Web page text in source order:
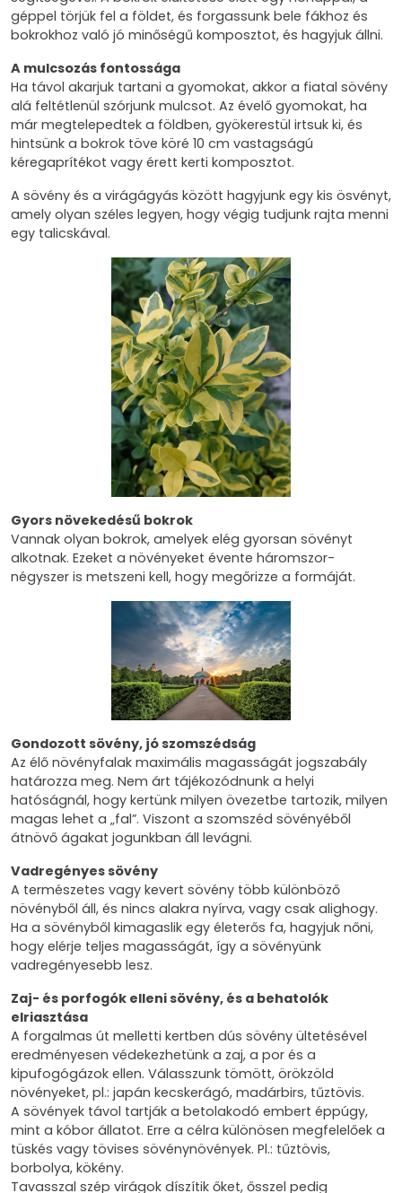
géppel törjük fel a földet, és forgassunk bele fákhoz és
bokrokhoz való jó minőségű komposztot, és hagyjuk állni.
A mulcsozás fontossága
Ha távol akarjuk tartani a gyomokat, akkor a fiatal sövény
alá feltétlenül szórjunk mulcsot. Az évelő gyomokat, ha
már megtelepedtek a földben, gyökerestül irtsuk ki, és
hintsünk a bokrok töve köré 10 cm vastagságú
kéregaprítékot vagy érett kerti komposztot.
A sövény és a virágágyás között hagyjunk egy kis ösvényt,
amely olyan széles legyen, hogy végig tudjunk rajta menni
egy talicskával.
Gyors növekedésű bokrok
Vannak olyan bokrok, amelyek elég gyorsan sövényt
alkotnak. Ezeket a növényeket évente háromszor-
négyszer is metszeni kell, hogy megőrizze a formáját.
Gondozott sövény, jó szomszédság
Az élő növényfalak maximális magasságát jogszabály
határozza meg. Nem árt tájékozódnunk a helyi
hatóságnál, hogy kertünk milyen övezetbe tartozik, milyen
magas lehet a „fal”. Viszont a szomszéd sövényéből
átnövő ágakat jogunkban áll levágni.
Vadregényes sövény
A természetes vagy kevert sövény több különböző
növényből áll, és nincs alakra nyírva, vagy csak alighogy.
Ha a sövényből kimagaslik egy életerős fa, hagyjuk nőni,
hogy elérje teljes magasságát, így a sövényünk
vadregényesebb lesz.
Zaj- és porfogók elleni sövény, és a behatolók
elriasztása
A forgalmas út melletti kertben dús sövény ültetésével
eredményesen védekezhetünk a zaj, a por és a
kipufogógázok ellen. Válasszunk tömött, örökzöld
növényeket, pl.: japán kecskerágó, madárbirs, tűztövis.
A sövények távol tartják a betolakodó embert éppúgy,
mint a kóbor állatot. Erre a célra különösen megfelelőek a
tüskés vagy tövises sövénynövények. Pl.: tűztövis,
borbolya, kökény.
Tavasszal szép virágok díszítik őket, ősszel pedig